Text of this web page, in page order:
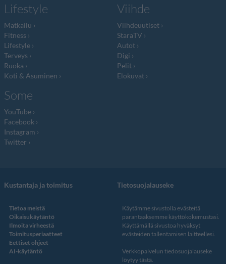
Lifestyle
Matkailu
Fitness
Lifestyle
Terveys
Ruoka
Koti & Asuminen
Viihde
Viihdeuutiset
StaraTV
Autot
Digi
Pelit
Elokuvat
Some
YouTube
Facebook
Instagram
Twitter
Kustantaja ja toimitus
Tietoa meistä
Oikaisukäytäntö
Ilmoita virheestä
Toimitusperiaatteet
Eettiset ohjeet
AI-käytäntö
Tietosuojalauseke
Käytämme sivustolla evästeitä
parantaaksemme käyttökokemustasi.
Käyttämällä sivustoa hyväksyt
evästeiden tallentamisen laitteellesi.
Verkkopalvelun tiedosuojalauseke
löytyy tästä